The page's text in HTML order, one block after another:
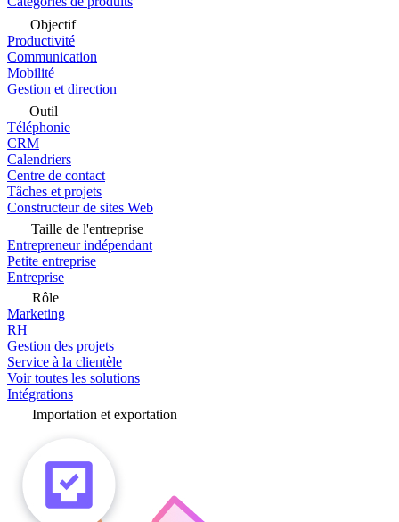
Objectif
Productivité
Communication
Mobilité
Gestion et direction
Outil
Téléphonie
CRM
Calendriers
Centre de contact
Tâches et projets
Constructeur de sites Web
Taille de l'entreprise
Entrepreneur indépendant
Petite entreprise
Entreprise
Rôle
Marketing
RH
Gestion des projets
Service à la clientèle
Voir toutes les solutions
Intégrations
Importation et exportation